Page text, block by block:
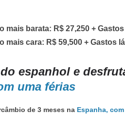
mais barata: R$ 27,250 +
mais cara: R$ 59,500 + Gastos
espanhol e
uma férias
de 3 meses na Espanha,